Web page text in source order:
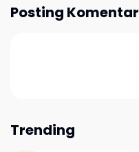
Posting Komentar
Trending